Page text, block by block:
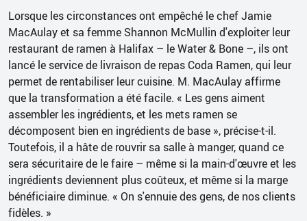
Lorsque les circonstances ont empêché le chef Jamie
MacAulay et sa femme Shannon McMullin d'exploiter leur
restaurant de ramen à Halifax – le Water & Bone –, ils ont
lancé le service de livraison de repas Coda Ramen, qui leur
permet de rentabiliser leur cuisine. M. MacAulay affirme
que la transformation a été facile. « Les gens aiment
assembler les ingrédients, et les mets ramen se
décomposent bien en ingrédients de base », précise-t-il.
Toutefois, il a hâte de rouvrir sa salle à manger, quand ce
sera sécuritaire de le faire – même si la main-d'œuvre et les
ingrédients deviennent plus coûteux, et même si la marge
bénéficiaire diminue. « On s'ennuie des gens, de nos clients
fidèles. »